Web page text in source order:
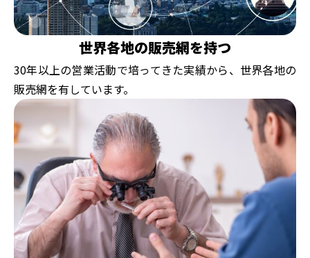
世界各地の販売網を持つ
30年以上の営業活動で培ってきた実績から、世界各地の
販売網を有しています。